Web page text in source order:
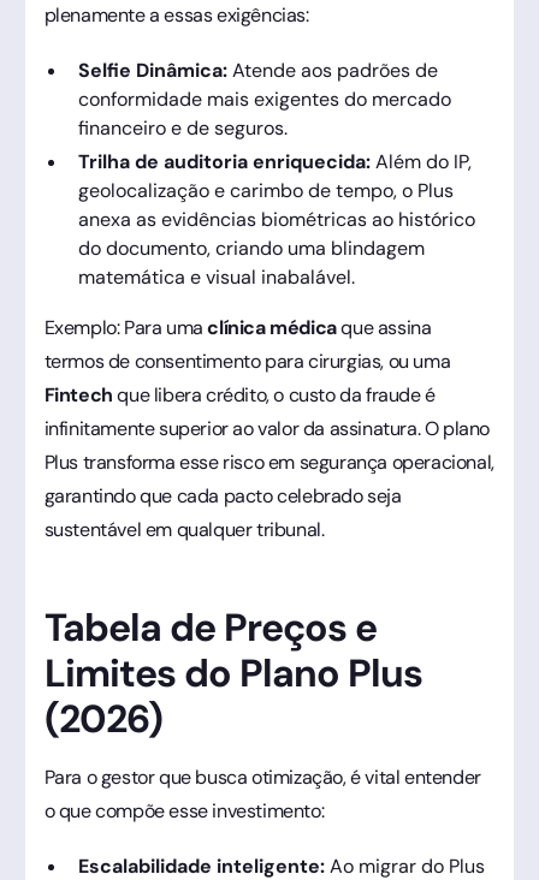
plenamente a essas exigências:
Selfie Dinâmica:Atende aos padrões de
conformidade mais exigentes do mercado
financeiro e de seguros.
Trilha de auditoria enriquecida:Além do IP,
geolocalização e carimbo de tempo, o Plus
anexa as evidências biométricas ao histórico
do documento, criando uma blindagem
matemática e visual inabalável.
Exemplo: Para umaclínica médicaque assina
termos de consentimento para cirurgias, ou uma
Fintechque libera crédito, o custo da fraude é
infinitamente superior ao valor da assinatura. O plano
Plus transforma esse risco em segurança operacional,
garantindo que cada pacto celebrado seja
sustentável em qualquer tribunal.
Tabela de Preços e
Limites do Plano Plus
(2026)
Para o gestor que busca otimização, é vital entender
o que compõe esse investimento:
Escalabilidade inteligente:Ao migrar do Plus